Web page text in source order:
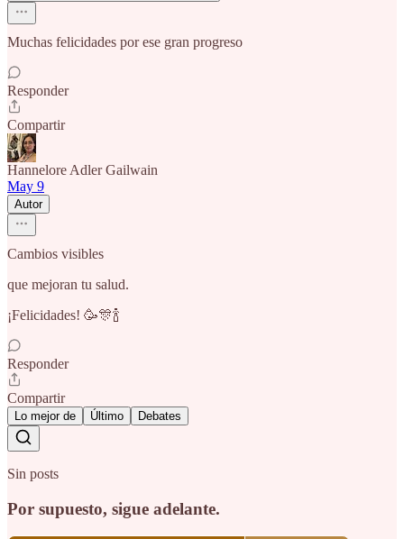
Muchas felicidades por ese gran progreso
Responder
Compartir
Hannelore Adler Gailwain
May 9
Autor
Cambios visibles
que mejoran tu salud.
¡Felicidades! 🥳🎊🍾
Responder
Compartir
Lo mejor de Último Debates
Sin posts
Por supuesto, sigue adelante.